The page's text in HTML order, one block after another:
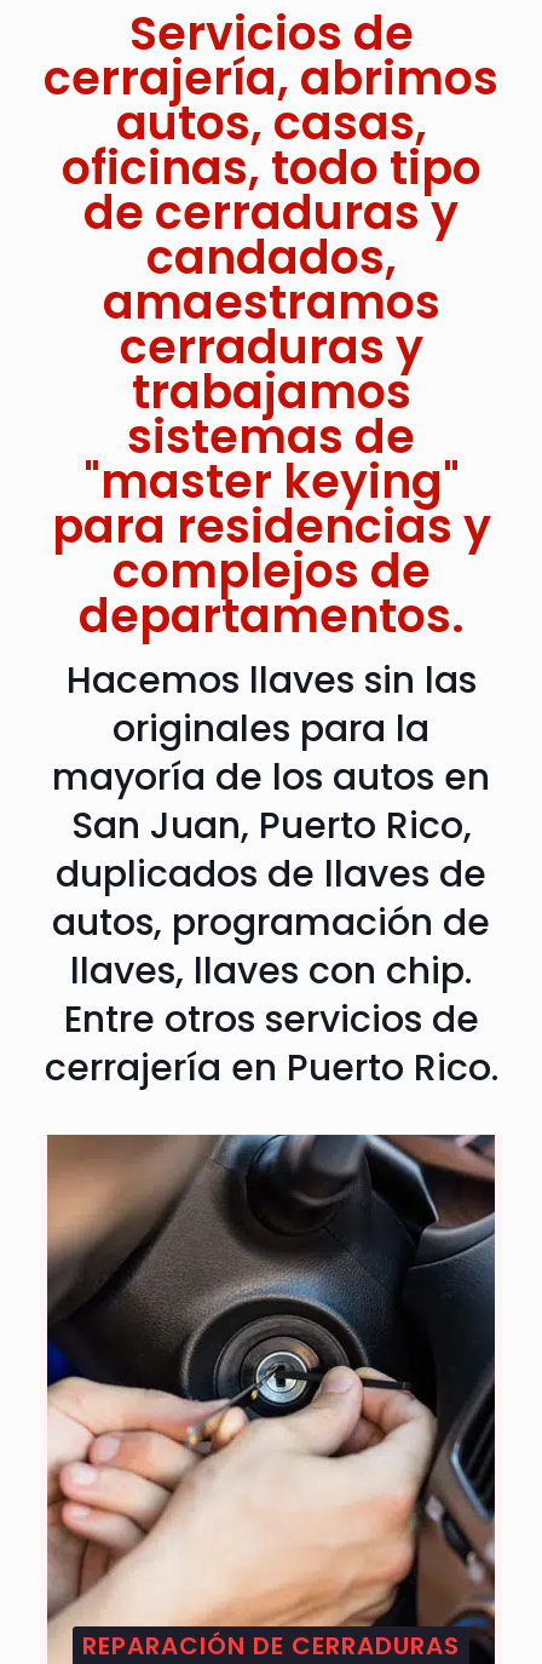
Servicios de
cerrajería, abrimos
autos, casas,
oficinas, todo tipo
de cerraduras y
candados,
amaestramos
cerraduras y
trabajamos
sistemas de
"master keying"
para residencias y
complejos de
departamentos.
Hacemos llaves sin las
originales para la
mayoría de los autos en
San Juan, Puerto Rico,
duplicados de llaves de
autos, programación de
llaves, llaves con chip.
Entre otros servicios de
cerrajería en Puerto Rico.
REPARACIÓN DE CERRADURAS